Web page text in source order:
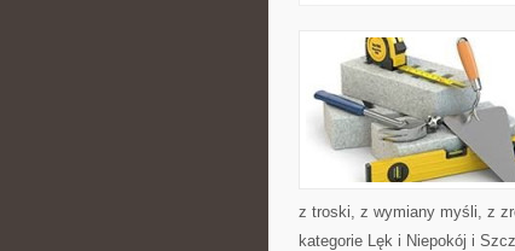
z troski, z wymiany myśli, z
kategorie Lęk i Niepokój i